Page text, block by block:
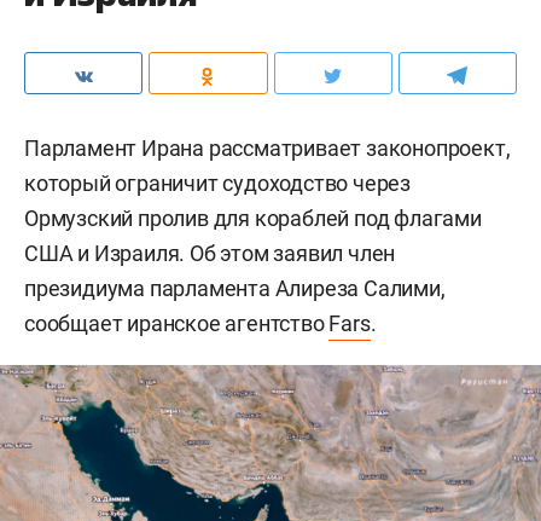
Парламент Ирана рассматривает законопроект,
который ограничит судоходство через
Ормузский пролив для кораблей под флагами
США и Израиля. Об этом заявил член
президиума парламента Алиреза Салими,
сообщает иранское агентствоFars.